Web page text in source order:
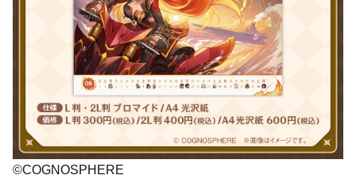
©COGNOSPHERE